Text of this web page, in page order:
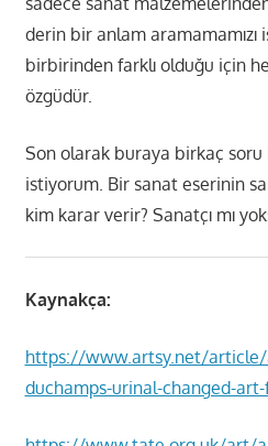
derin bir anlam
birbirinden farklı olduğu için
özgüdür.
Son olarak buraya birkaç
istiyorum. Bir sanat eserinin
kim karar verir? Sanatçı mı
Kaynakça:
https://www.artsy.net/
duchamps-urinal-changed-